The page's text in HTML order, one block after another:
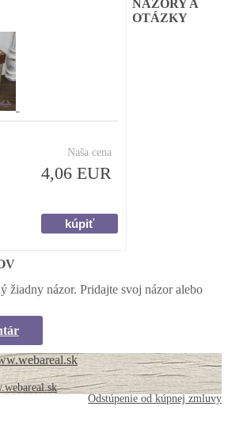
Naša cena
4,06 EUR
NÁZORY A
OTÁZKY
žiadny názor. Pridajte svoj názor alebo
Odstúpenie od kúpnej zmluvy